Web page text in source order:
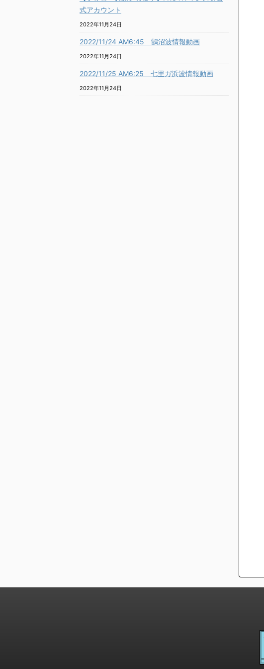
式アカウント
2022年11月24日
2022/11/24 AM6:45 鵠沼波情報動画
2022年11月24日
2022/11/25 AM6:25 七里ガ浜波情報動画
2022年11月24日